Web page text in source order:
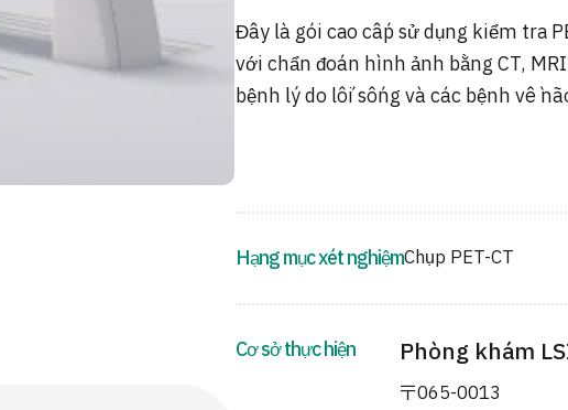
Đây là gói cao cấp sử dụng kiểm tra
với chẩn đoán hình ảnh bằng CT,
bệnh lý do lối sống và các bệnh về
Hạng mục xét nghiệmChụp PET-CT
Cơ sở thực hiện Phòng khám
〒065-0013